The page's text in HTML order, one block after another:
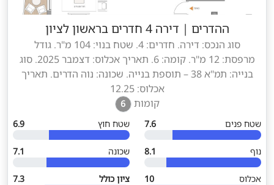
ההדרים | דירה 4 חדרים בראשון לציון
סוג הנכס: דירה. חדרים: 4. שטח בנוי: 104 מ"ר. גודל
מרפסת: 12 מ"ר. קומה: 6. תאריך אכלוס: דצמבר 2025. סוג
בנייה: תמ"א 38 – תוספת בנייה. שכונה: נוה הדרים. תאריך
אכלוס: 12.25
קומות
6
שטח פנים
7.6 שטח חוץ 6.9
נוף 8.1 שכונה 7.1
אכלוס 10 ציון כולל 7.3